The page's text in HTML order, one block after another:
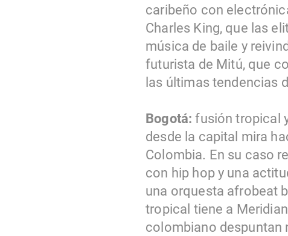
caribeño con
Charles King, que las
música de baile y
futurista de Mitú, que
las últimas tendencias
Bogotá: fusión tropical
desde la capital mira
Colombia. En su caso
con hip hop y una
una orquesta afrobeat
tropical tiene a
colombiano despuntan